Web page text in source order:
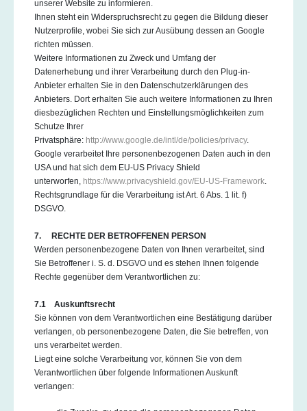
unserer Website zu informieren.
Ihnen steht ein Widerspruchsrecht zu gegen die Bildung dieser
Nutzerprofile, wobei Sie sich zur Ausübung dessen an Google
richten müssen.
Weitere Informationen zu Zweck und Umfang der
Datenerhebung und ihrer Verarbeitung durch den Plug-in-
Anbieter erhalten Sie in den Datenschutzerklärungen des
Anbieters. Dort erhalten Sie auch weitere Informationen zu Ihren
diesbezüglichen Rechten und Einstellungsmöglichkeiten zum
Schutze Ihrer
Privatsphäre: http://www.google.de/intl/de/policies/privacy.
Google verarbeitet Ihre personenbezogenen Daten auch in den
USA und hat sich dem EU-US Privacy Shield
unterworfen, https://www.privacyshield.gov/EU-US-Framework.
Rechtsgrundlage für die Verarbeitung ist Art. 6 Abs. 1 lit. f)
DSGVO.
7. RECHTE DER BETROFFENEN PERSON
Werden personenbezogene Daten von Ihnen verarbeitet, sind
Sie Betroffener i. S. d. DSGVO und es stehen Ihnen folgende
Rechte gegenüber dem Verantwortlichen zu:
7.1 Auskunftsrecht
Sie können von dem Verantwortlichen eine Bestätigung darüber
verlangen, ob personenbezogene Daten, die Sie betreffen, von
uns verarbeitet werden.
Liegt eine solche Verarbeitung vor, können Sie von dem
Verantwortlichen über folgende Informationen Auskunft
verlangen: